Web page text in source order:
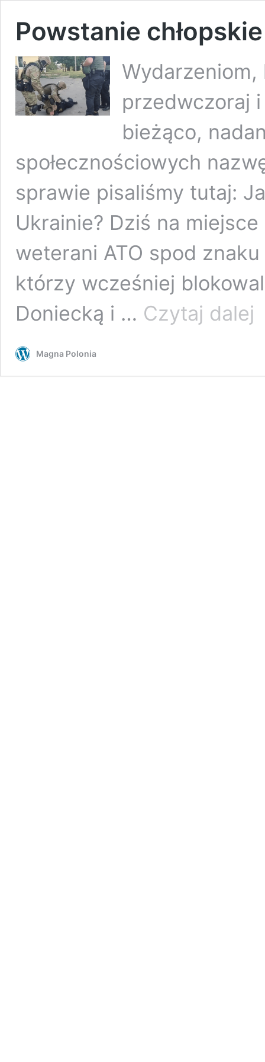
Powstanie
przedwczoraj
bieżąco,
społecznościowych
sprawie pisaliśmy tutaj:
Ukrainie? Dziś na
weterani ATO spod
którzy wcześniej
Doniecką i … Czytaj dalej
Magna Polonia